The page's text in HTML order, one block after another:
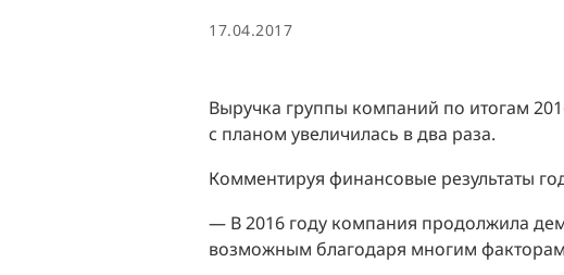
17.04.2017
Выручка группы компаний по итогам
с планом увеличилась в два раза.
Комментируя финансовые результаты
— В 2016 году компания продолжила
возможным благодаря многим